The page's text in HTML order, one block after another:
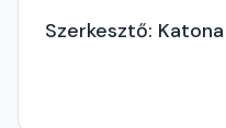
Szerkesztő: